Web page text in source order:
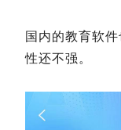
国内的教育软
性还不强。